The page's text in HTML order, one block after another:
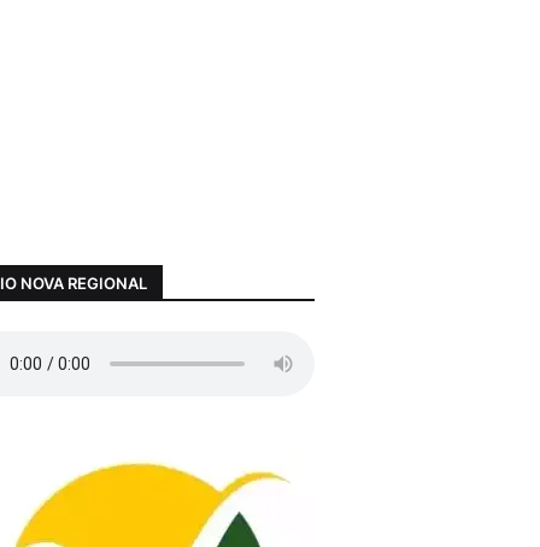
NOVA REGIONAL